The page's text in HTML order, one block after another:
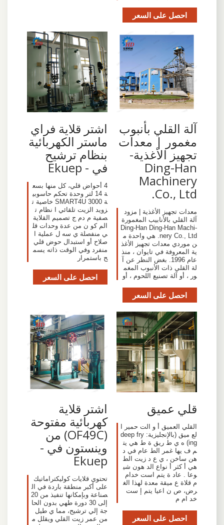
احصل على السعر
آلة القلي بأنبوب
مغمور | معدات
تجهيز الأغذية-
Ding-Han
Machinery
Co., Ltd.
معدات تجهيز الأغذية | مزود
آلة القلي بالأنابيب المغمورة
-Ding-Han Ding-Han Machi
nery Co., Ltd. هي واحدة م
ن موردي معدات تجهيز الأغذ
ية المعروفة في تايوان ، منذ
عام 1996. بغض النظر عن آ
لة القلي ذات الأنبوب المغم
ور ، أو آلة تصنيع اللحوم ، أو
احصل على السعر
اشتر قلاية فراي
ماستر الكهربائية
بنظام ترشيح
في - Ekuep
4 أحواض قلي، كل منها بسع
ة 14 لتر وحدة تحكم حاسوبي
ة SMART4U 3000 خاصية ت
زويد الزيت تلقائي ا نظام ت
صفية م دم ج تصميم القلاية
الم كو ن من عدة وحدات قل
ي منفصلة ي سه ل عملية ا
صلاح أو استبدال حوض قلي
منفرد وفي الوقت ذاته يسم
ح باستمرار
احصل على السعر
قلي عميق
القلي العميق أ و الت حمير ا
لع ميق (بالإنجليزية: deep fry
ing) ه ي ط ريق ة ط هي يت
م ف يها غمر الط عام في د
هن ساخن ، ي ع د زيت الط
هي أ كثر أ نواع الد هون شي
وعا . عاد ة يتم است خدام
م قلاة ع ميقة معدة لهذا الغ
رض، ص ن اعيا يتم إ ست
خد ام م
احصل على السعر
اشتر قلاية
كهربائية مفتوحة
(OF49C) من
وينستون في -
Ekuep
تحتوي قلايات كوليكتراماتيك
على أكبر منطقة باردة في ال
صناعة وبإمكانها تنفيذ من 20
إلى 30 دورة طهي بدون الحا
جة إلي ترشيح، مما ي طيل
من عمر زيت القلي ويقلل م